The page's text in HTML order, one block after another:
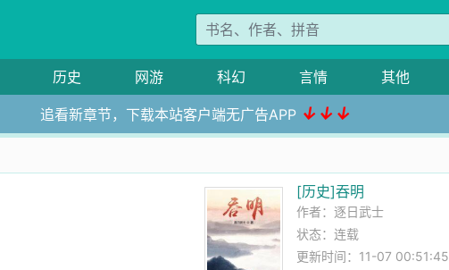
历史 网游 科幻 言情 其他
追看新章节，下载本站客户端无广告APP ↓↓↓
[历史]吞明
作者： 逐日武士
状态：连载
更新时间：11-07 00:51:45